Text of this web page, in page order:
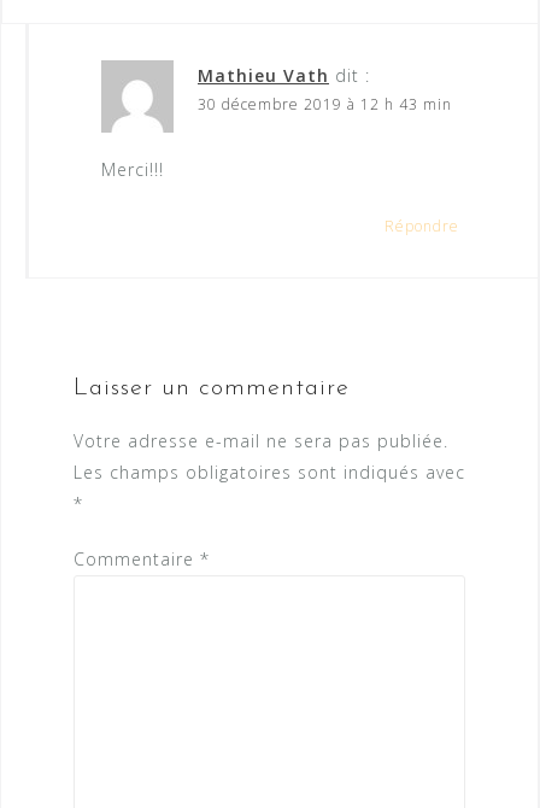
Mathieu Vath dit :
30 décembre 2019 à 12 h 43 min
Merci!!!
Répondre
Laisser un commentaire
Votre adresse e-mail ne sera pas publiée.
Les champs obligatoires sont indiqués avec
*
Commentaire *